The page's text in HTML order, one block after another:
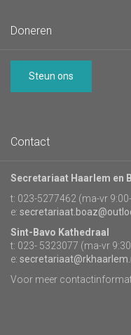
Doneren
Steun ons
Contact
Secretariaat Haarlem en
t: 023-5277462 (ma-vr
e:
Sint-Bavo Kathedraal
t: 023- 5323077 (ma-vr
e:
Voor meer